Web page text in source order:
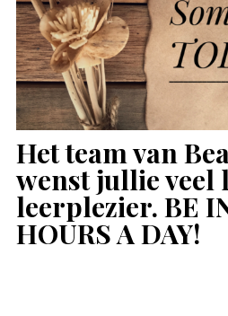
Het team van
wenst jullie veel
leerplezier. BE
HOURS A DAY!